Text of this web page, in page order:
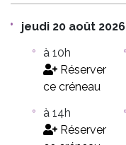
jeudi 20 août 2026
à 10h
Réserver
ce créneau
à 14h
Réserver